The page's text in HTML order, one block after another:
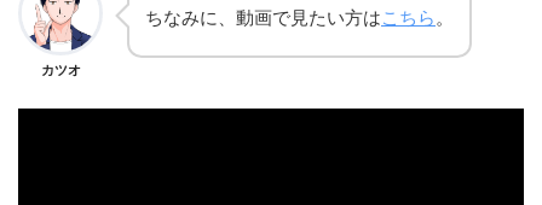
カツオ
ちなみに、動画で見たい方はこちら 。